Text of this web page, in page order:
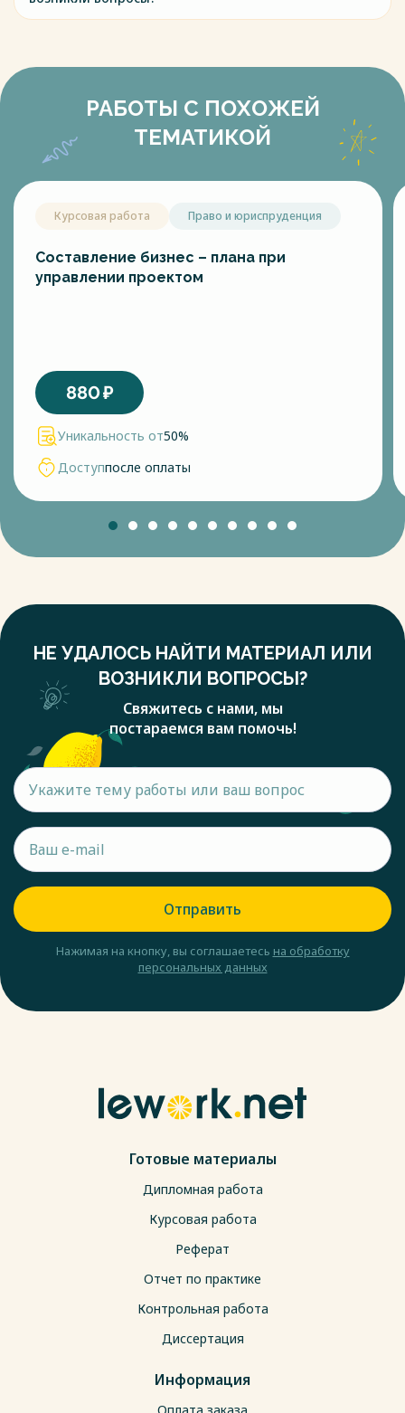
РАБОТЫ С ПОХОЖЕЙ
ТЕМАТИКОЙ
Курсовая работа Право и юриспруденция
Составление бизнес – плана при
управлении проектом
880₽
Уникальность от50%
Доступпосле оплаты
НЕ УДАЛОСЬ НАЙТИ МАТЕРИАЛ ИЛИ
ВОЗНИКЛИ ВОПРОСЫ?
Свяжитесь с нами, мы
постараемся вам помочь!
Отправить
Нажимая на кнопку, вы соглашаетесь на обработку
персональных данных
Готовые материалы
Дипломная работа
Курсовая работа
Реферат
Отчет по практике
Контрольная работа
Диссертация
Информация